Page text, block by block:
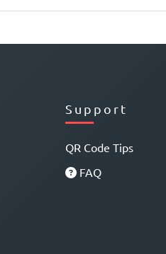
Support
QR Code Tips
FAQ